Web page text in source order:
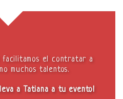
facilitamos el contratar a
muchos talentos.
a Tatiana a tu evento!